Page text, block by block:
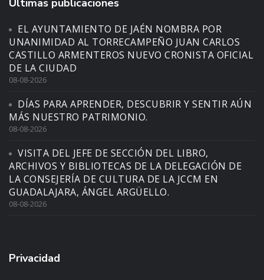
Últimas publicaciones
EL AYUNTAMIENTO DE JAÉN NOMBRA POR
UNANIMIDAD AL TORRECAMPEÑO JUAN CARLOS
CASTILLO ARMENTEROS NUEVO CRONISTA OFICIAL
DE LA CIUDAD
08-08-2026
DÍAS PARA APRENDER, DESCUBRIR Y SENTIR AÚN
MÁS NUESTRO PATRIMONIO.
08-08-2026
VISITA DEL JEFE DE SECCIÓN DEL LIBRO,
ARCHIVOS Y BIBLIOTECAS DE LA DELEGACIÓN DE
LA CONSEJERÍA DE CULTURA DE LA JCCM EN
GUADALAJARA, ÁNGEL ARGÜELLO.
08-08-2026
Privacidad